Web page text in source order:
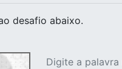
desafio abaixo.
Digite a